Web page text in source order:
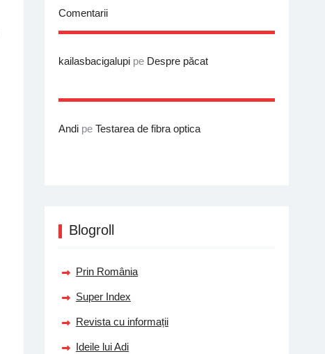
Comentarii
kailasbacigalupi pe Despre păcat
Andi pe Testarea de fibra optica
Blogroll
Prin România
Super Index
Revista cu informații
Ideile lui Adi